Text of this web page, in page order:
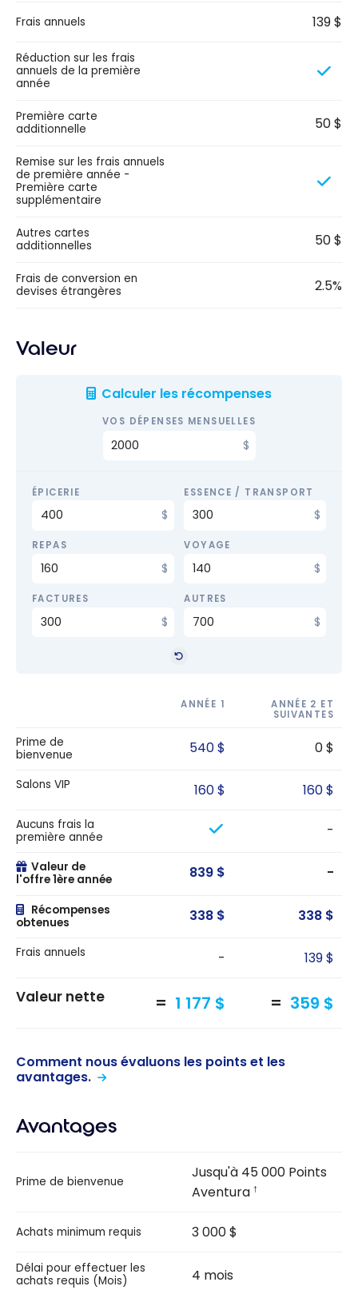
Frais annuels 139 $
Réduction sur les frais
annuels de la première
année
Première carte
additionnelle
50 $
Remise sur les frais annuels
de première année -
Première carte
supplémentaire
Autres cartes
additionnelles
50 $
Frais de conversion en
devises étrangères
2.5%
Valeur
Calculer les récompenses
VOS DÉPENSES MENSUELLES
ÉPICERIE ESSENCE / TRANSPORT
REPAS VOYAGE
FACTURES AUTRES
ANNÉE 1
ANNÉE 2 ET
SUIVANTES
Prime de
bienvenue
540 $ 0 $
Salons VIP 160 $ 160 $
Aucuns frais la
première année
-
Valeur de
l'offre 1ère année
839 $ -
Récompenses
obtenues
338 $ 338 $
Frais annuels - 139 $
Valeur nette 1 177 $ 359 $
Comment nous évaluons les points et les
avantages.
Avantages
Prime de bienvenue
Jusqu'à 45 000 Points
Aventura †
Achats minimum requis 3 000 $
Délai pour effectuer les
achats requis (Mois)
4 mois